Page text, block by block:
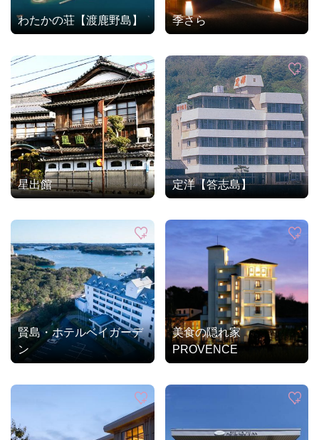
わたかの荘【渡鹿野島】 季さら
星出館 定洋【答志島】
賢島・ホテルベイガーデ
ン
美食の隠れ家
PROVENCE